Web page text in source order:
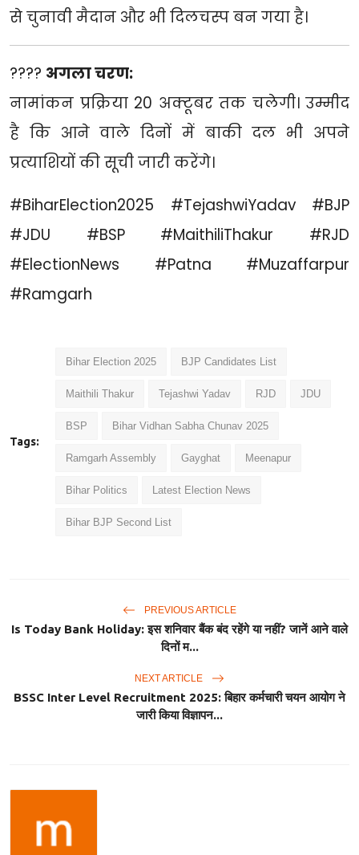
से चुनावी मैदान और भी दिलचस्प बन गया है।
???? अगला चरण:
नामांकन प्रक्रिया 20 अक्टूबर तक चलेगी। उम्मीद
है कि आने वाले दिनों में बाकी दल भी अपने
प्रत्याशियों की सूची जारी करेंगे।
#BiharElection2025 #TejashwiYadav #BJP
#JDU #BSP #MaithiliThakur #RJD
#ElectionNews #Patna #Muzaffarpur
#Ramgarh
Tags:
Bihar Election 2025 BJP Candidates List
Maithili Thakur Tejashwi Yadav RJD JDU
BSP Bihar Vidhan Sabha Chunav 2025
Ramgarh Assembly Gayghat Meenapur
Bihar Politics Latest Election News
Bihar BJP Second List
PREVIOUS ARTICLE
Is Today Bank Holiday: इस शनिवार बैंक बंद रहेंगे या नहीं? जानें आने वाले
दिनों म...
NEXT ARTICLE
BSSC Inter Level Recruitment 2025: बिहार कर्मचारी चयन आयोग ने
जारी किया विज्ञापन...